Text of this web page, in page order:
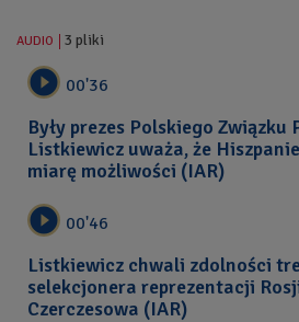
AUDIO 3 pliki
 00'36
Były prezes Polskiego Związku
Listkiewicz uważa, że
miarę możliwości (IAR)
 00'46
Listkiewicz chwali zdolności
selekcjonera reprezentacji
Czerczesowa (IAR)